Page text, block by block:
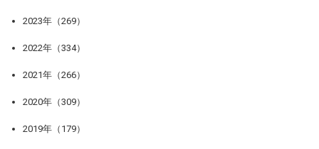
2023年（269）
2022年（334）
2021年（266）
2020年（309）
2019年（179）